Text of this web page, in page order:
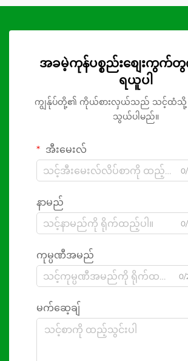
အခမဲ့ကုန်ပစ္စည်းစျေးကွက်
ရယူပါ
ကျွန်ုပ်တို့၏ ကိုယ်စားလှယ်သည် သင့်ထံသို့
သွယ်ပါမည်။
အီးမေးလ်
နာမည်
ကုမ္ပဏီအမည်
0/
မက်ဆေ့ချ်